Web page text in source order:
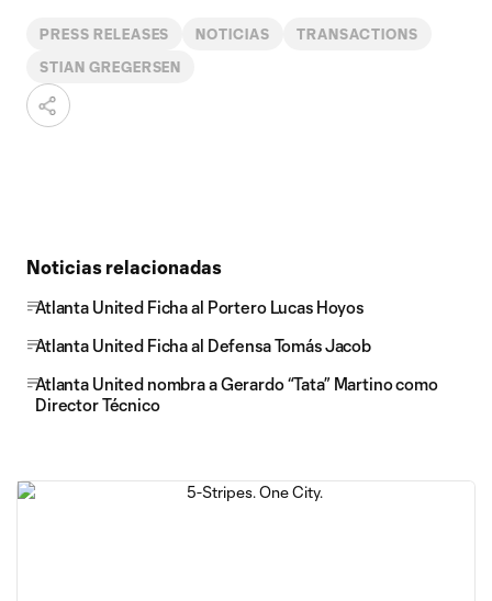
PRESS RELEASES NOTICIAS TRANSACTIONS
STIAN GREGERSEN
Noticias relacionadas
Atlanta United Ficha al Portero Lucas Hoyos
Atlanta United Ficha al Defensa Tomás Jacob
Atlanta United nombra a Gerardo “Tata” Martino como
Director Técnico